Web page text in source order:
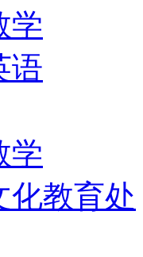
学
语
学
化教育处